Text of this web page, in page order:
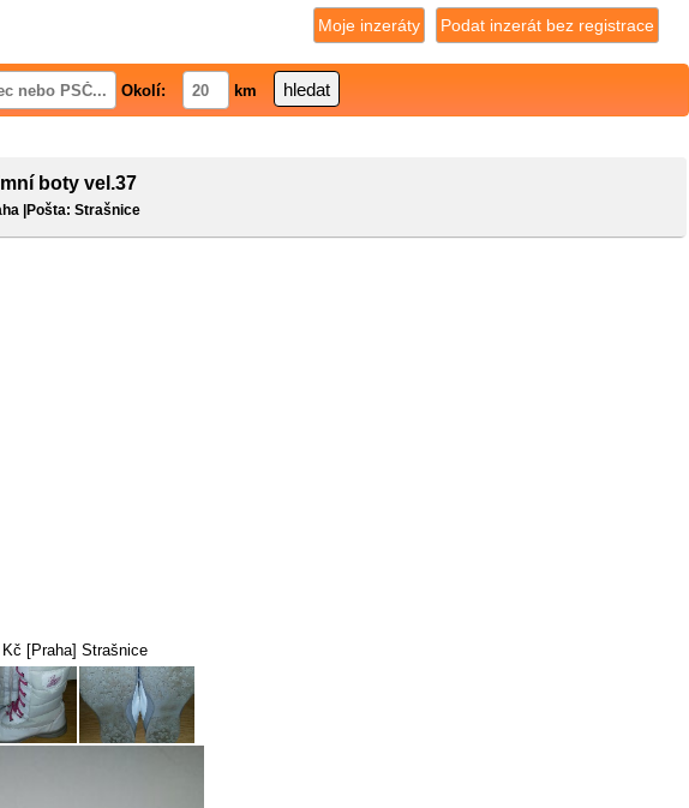
Podat inzerát bez registrace
Moje inzeráty
Okolí: km
boty vel.37
|Pošta: Strašnice
Kč [Praha] Strašnice